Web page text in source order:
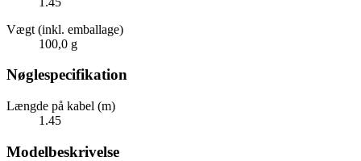
Vægt (inkl. emballage)
100,0 g
Nøglespecifikation
Længde på kabel (m)
1.45
Modelbeskrivelse